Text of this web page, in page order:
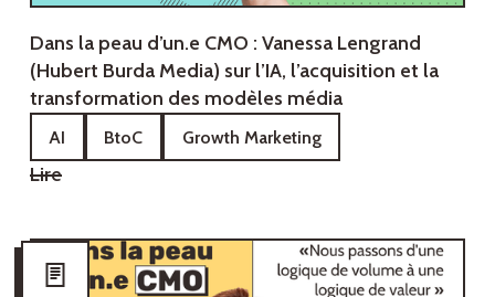
Dans la peau d’un.e CMO : Vanessa Lengrand
(Hubert Burda Media) sur l’IA, l’acquisition et la
transformation des modèles média
AI BtoC Growth Marketing
Lire